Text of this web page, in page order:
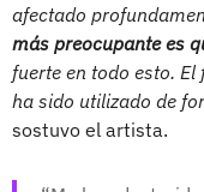
afectado
más preocupante es
fuerte en todo esto.
ha sido utilizado de
sostuvo el artista.